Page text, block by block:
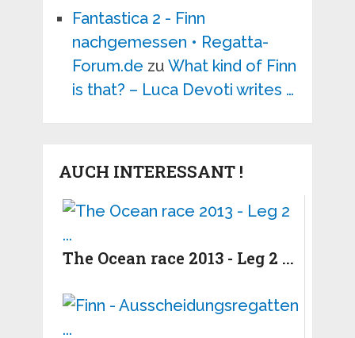
Fantastica 2 - Finn
nachgemessen • Regatta-
Forum.de zu What kind of Finn
is that? – Luca Devoti writes …
AUCH INTERESSANT !
The Ocean race 2013 - Leg 2 ...